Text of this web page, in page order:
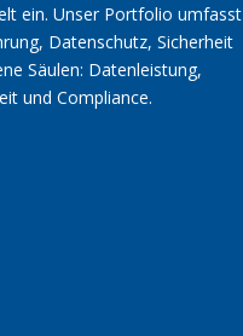
ein. Unser Portfolio umfasst
Datenschutz, Sicherheit
Säulen: Datenleistung,
und Compliance.